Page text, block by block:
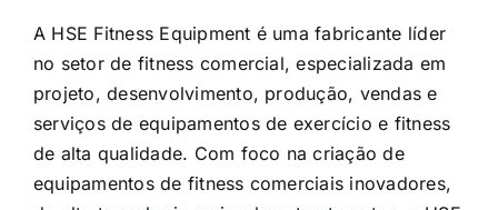
serviços de equipamentos de exercício e fitness
de alta qualidade. Com foco na criação de
equipamentos de fitness comerciais inovadores,
de alta tecnologia e visualmente atraentes, a HSE
Fitness se estabeleceu como um nome confiável
no mercado. A empresa opera uma moderna